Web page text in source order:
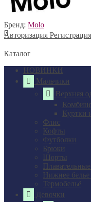
Бренд: Molo
Авторизация Регистрация
Каталог
НОВИНКИ
Мальчики
Верхняя
Куртки
Флис
Кофты
Футболки
Брюки
Шорты
Нижнее
Термобельё
Девочки